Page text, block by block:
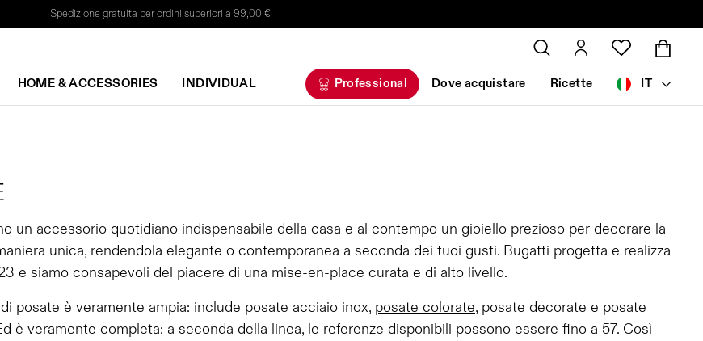
Spedizione gratuita per ordini superiori a 99,00 €
HOME & ACCESSORIES INDIVIDUAL Professional Dove acquistare Ricette IT
un accessorio quotidiano indispensabile della casa e al contempo un gioiello prezioso per decorare la
unica, rendendola elegante o contemporanea a seconda dei tuoi gusti. Bugatti progetta e realizza
e siamo consapevoli del piacere di una mise-en-place curata e di alto livello.
posate è veramente ampia: include posate acciaio inox, posate colorate, posate decorate e posate
è veramente completa: a seconda della linea, le referenze disponibili possono essere fino a 57. Così